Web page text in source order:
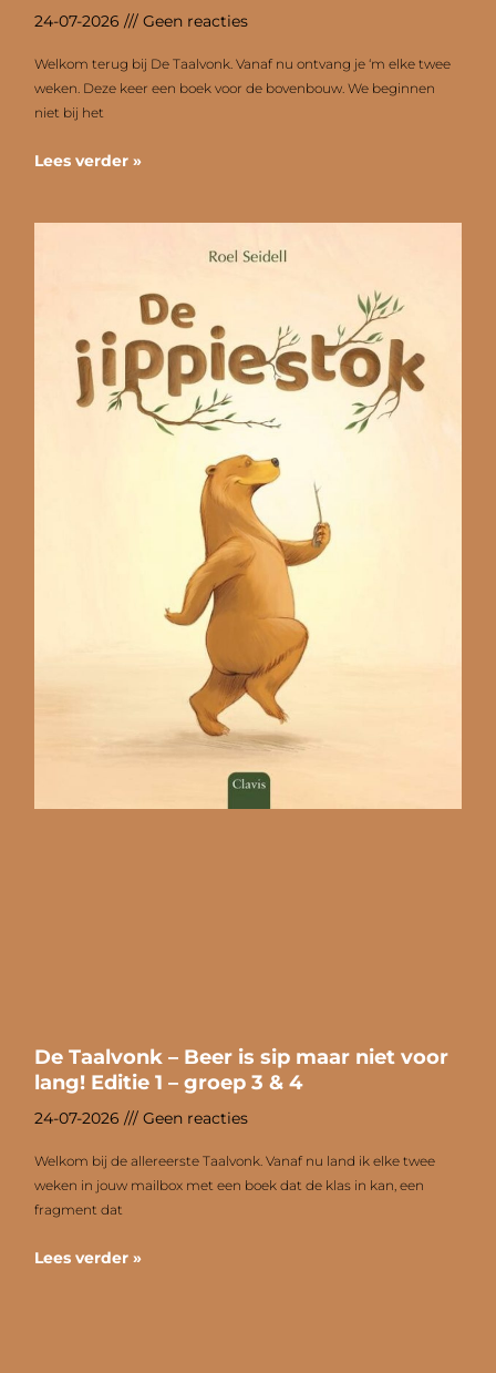
24-07-2026 Geen reacties
Welkom terug bij De Taalvonk. Vanaf nu ontvang je ‘m elke twee
weken. Deze keer een boek voor de bovenbouw. We beginnen
niet bij het
Lees verder »
De Taalvonk – Beer is sip maar niet voor
lang! Editie 1 – groep 3 & 4
24-07-2026 Geen reacties
Welkom bij de allereerste Taalvonk. Vanaf nu land ik elke twee
weken in jouw mailbox met een boek dat de klas in kan, een
fragment dat
Lees verder »